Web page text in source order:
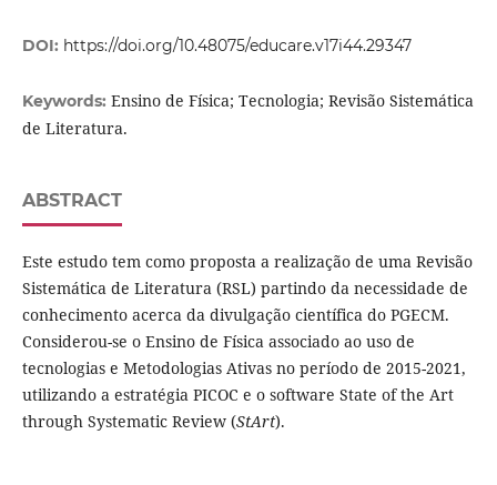
DOI: https://doi.org/10.48075/educare.v17i44.29347
Keywords: Ensino de Física; Tecnologia; Revisão Sistemática
de Literatura.
ABSTRACT
Este estudo tem como proposta a realização de uma Revisão
Sistemática de Literatura (RSL) partindo da necessidade de
conhecimento acerca da divulgação científica do PGECM.
Considerou-se o Ensino de Física associado ao uso de
tecnologias e Metodologias Ativas no período de 2015-2021,
utilizando a estratégia PICOC e o software State of the Art
through Systematic Review (StArt).